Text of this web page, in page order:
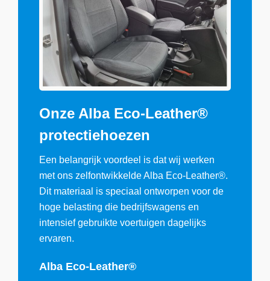
Onze Alba Eco-Leather®
protectiehoezen
Een belangrijk voordeel is dat wij werken
met ons zelfontwikkelde Alba Eco-Leather®.
Dit materiaal is speciaal ontworpen voor de
hoge belasting die bedrijfswagens en
intensief gebruikte voertuigen dagelijks
ervaren.
Alba Eco-Leather®